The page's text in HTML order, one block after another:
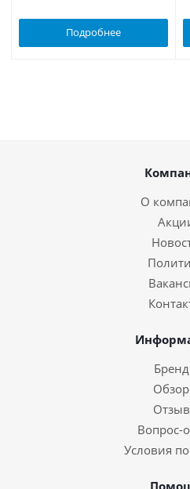
Подробнее
О
Вопрос-
Условия